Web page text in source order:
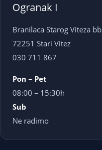
Ogranak I
Branilaca Starog Viteza bb
72251 Stari Vitez
030 711 867
Pon – Pet
08:00 – 15:30h
Sub
Ne radimo